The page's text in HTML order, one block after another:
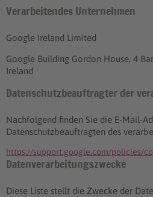
Verarbeitendes Unternehmen
Google Ireland Limited
Google Building Gordon House, 4
Ireland
Datenschutzbeauftragter der
Nachfolgend finden Sie die E-Mail-
Datenschutzbeauftragten des
https://support.google.com/policies/
Datenverarbeitungszwecke
Diese Liste stellt die Zwecke der